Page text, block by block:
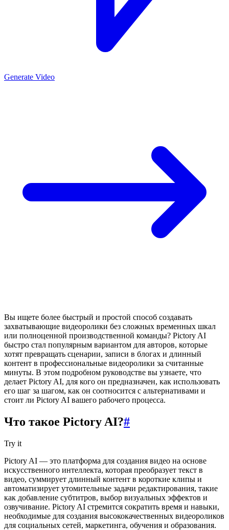
Generate Video
Вы ищете более быстрый и простой способ создавать
захватывающие видеоролики без сложных временных шкал
или полноценной производственной команды? Pictory AI
быстро стал популярным вариантом для авторов, которые
хотят превращать сценарии, записи в блогах и длинный
контент в профессиональные видеоролики за считанные
минуты. В этом подробном руководстве вы узнаете, что
делает Pictory AI, для кого он предназначен, как использовать
его шаг за шагом, как он соотносится с альтернативами и
стоит ли Pictory AI вашего рабочего процесса.
Что такое Pictory AI?#
Try it
Pictory AI — это платформа для создания видео на основе
искусственного интеллекта, которая преобразует текст в
видео, суммирует длинный контент в короткие клипы и
автоматизирует утомительные задачи редактирования, такие
как добавление субтитров, выбор визуальных эффектов и
озвучивание. Pictory AI стремится сократить время и навыки,
необходимые для создания высококачественных видеороликов
для социальных сетей, маркетинга, обучения и образования.